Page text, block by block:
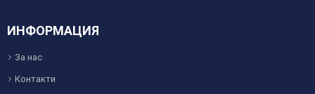
ИНФОРМАЦИЯ
За нас
Контакти